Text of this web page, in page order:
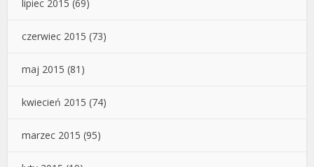
lipiec 2015 (69)
czerwiec 2015 (73)
maj 2015 (81)
kwiecień 2015 (74)
marzec 2015 (95)